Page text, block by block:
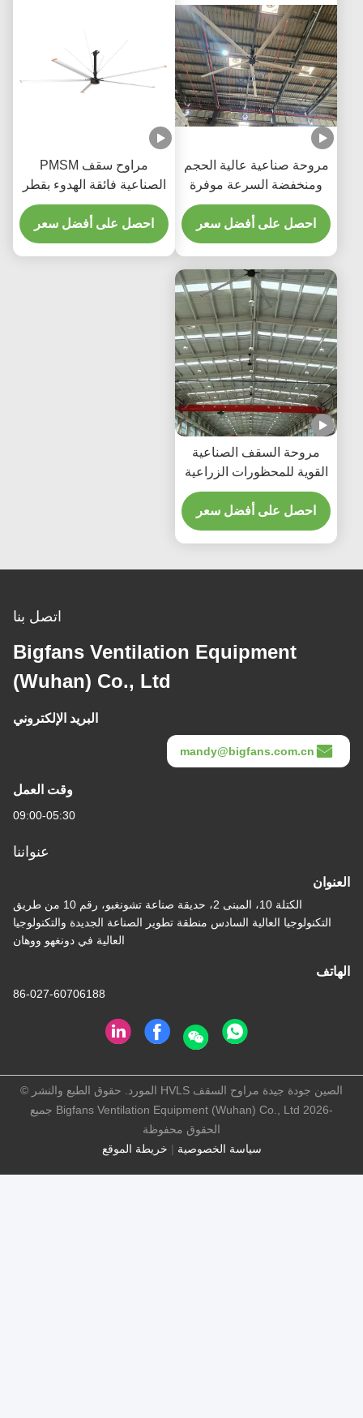
عالية الحجم
السرعة موفرة
للطاقة بمحرك PMSM ذي
بدون تروس
أفضل سعر
مراوح سقف PMSM
الصناعية فائقة الهدوء بقطر
7.3 متر
احصل على أفضل سعر
الصناعية
الزراعية
والماشية
أفضل سعر
Bigfans Ventilation
(Wuhan) Co., Ltd
الكتلة 10، المبنى 2، حديقة صناعة تشونغبو، رقم 10 من طريق
العالية السادس منطقة تطوير الصناعة الجديدة والتكنولوجيا
العالية في دونغهو ووهان
86-027-60706188
|خريطة الموقع
الصين جودة جيدة مراوح السقف HVLS المورد. حقوق الطبع والنشر ©
-2026 Bigfans Ventilation Equipment (Wuhan) Co., Ltd جميع